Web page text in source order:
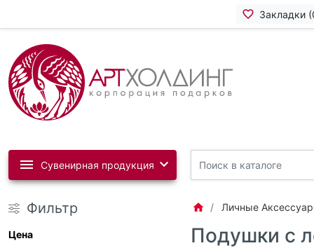
Закладки
Сувенирная продукция
Фильтр
Цена
Личные
Подушки с